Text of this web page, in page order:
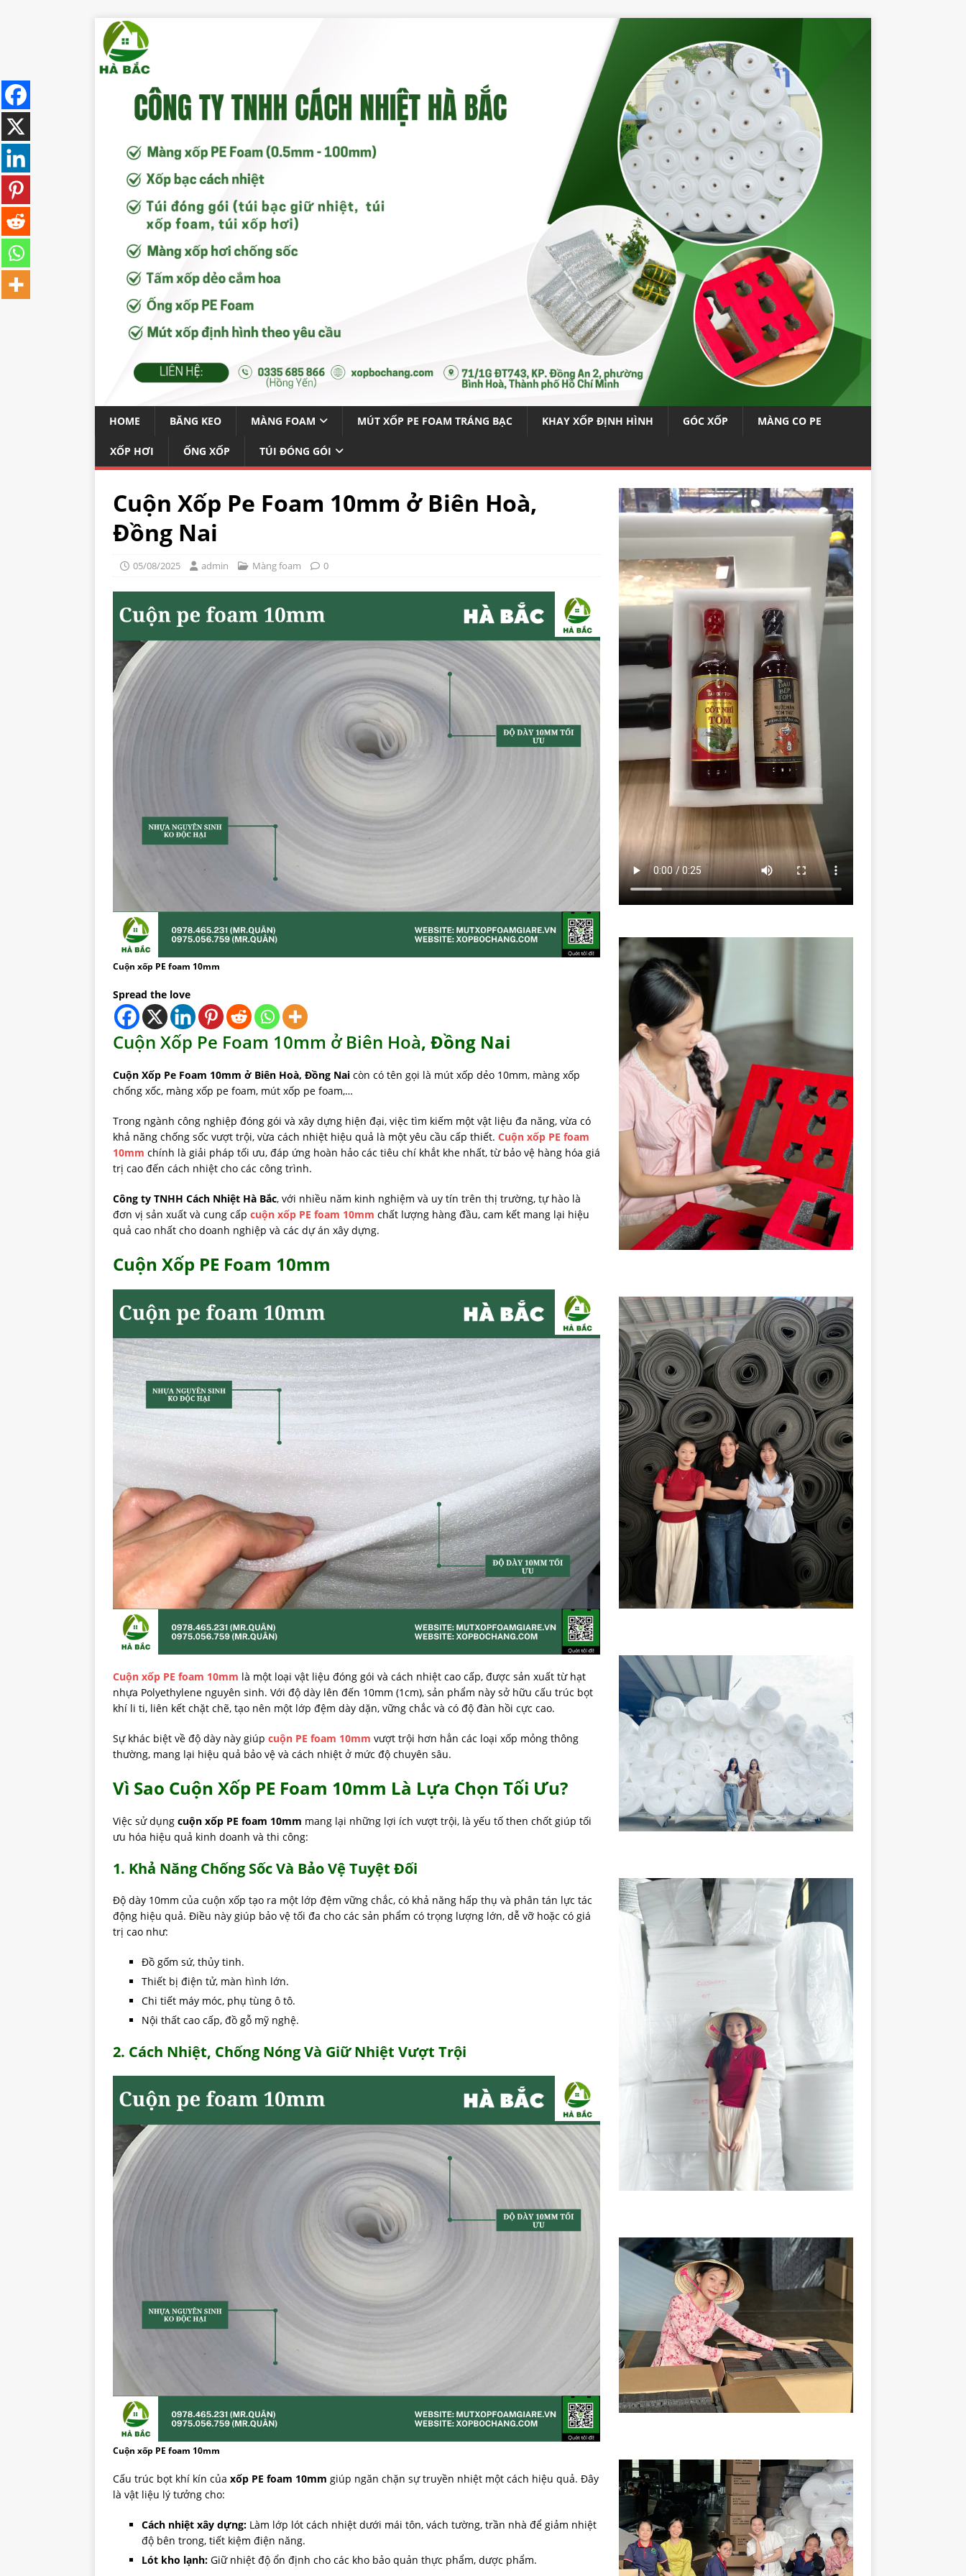
HOME BĂNG KEO MÀNG FOAM MÚT XỐP PE FOAM TRÁNG BẠC KHAY XỐP ĐỊNH HÌNH GÓC XỐP MÀNG CO PE
XỐP HƠI ỐNG XỐP TÚI ĐÓNG GÓI
Cuộn Xốp Pe Foam 10mm ở Biên Hoà,
Đồng Nai
05/08/2025 admin Màng foam 0
Cuộn xốp PE foam 10mm
Spread the love
Cuộn Xốp Pe Foam 10mm ở Biên Hoà, Đồng Nai
Cuộn Xốp Pe Foam 10mm ở Biên Hoà, Đồng Nai còn có tên gọi là mút xốp dẻo 10mm, màng xốp
chống xốc, màng xốp pe foam, mút xốp pe foam,…
Trong ngành công nghiệp đóng gói và xây dựng hiện đại, việc tìm kiếm một vật liệu đa năng, vừa có
khả năng chống sốc vượt trội, vừa cách nhiệt hiệu quả là một yêu cầu cấp thiết. Cuộn xốp PE foam
10mm chính là giải pháp tối ưu, đáp ứng hoàn hảo các tiêu chí khắt khe nhất, từ bảo vệ hàng hóa giá
trị cao đến cách nhiệt cho các công trình.
Công ty TNHH Cách Nhiệt Hà Bắc, với nhiều năm kinh nghiệm và uy tín trên thị trường, tự hào là
đơn vị sản xuất và cung cấp cuộn xốp PE foam 10mm chất lượng hàng đầu, cam kết mang lại hiệu
quả cao nhất cho doanh nghiệp và các dự án xây dựng.
Cuộn Xốp PE Foam 10mm
Cuộn xốp PE foam 10mm là một loại vật liệu đóng gói và cách nhiệt cao cấp, được sản xuất từ hạt
nhựa Polyethylene nguyên sinh. Với độ dày lên đến 10mm (1cm), sản phẩm này sở hữu cấu trúc bọt
khí li ti, liên kết chặt chẽ, tạo nên một lớp đệm dày dặn, vững chắc và có độ đàn hồi cực cao.
Sự khác biệt về độ dày này giúp cuộn PE foam 10mm vượt trội hơn hẳn các loại xốp mỏng thông
thường, mang lại hiệu quả bảo vệ và cách nhiệt ở mức độ chuyên sâu.
Vì Sao Cuộn Xốp PE Foam 10mm Là Lựa Chọn Tối Ưu?
Việc sử dụng cuộn xốp PE foam 10mm mang lại những lợi ích vượt trội, là yếu tố then chốt giúp tối
ưu hóa hiệu quả kinh doanh và thi công:
1. Khả Năng Chống Sốc Và Bảo Vệ Tuyệt Đối
Độ dày 10mm của cuộn xốp tạo ra một lớp đệm vững chắc, có khả năng hấp thụ và phân tán lực tác
động hiệu quả. Điều này giúp bảo vệ tối đa cho các sản phẩm có trọng lượng lớn, dễ vỡ hoặc có giá
trị cao như:
Đồ gốm sứ, thủy tinh.
Thiết bị điện tử, màn hình lớn.
Chi tiết máy móc, phụ tùng ô tô.
Nội thất cao cấp, đồ gỗ mỹ nghệ.
2. Cách Nhiệt, Chống Nóng Và Giữ Nhiệt Vượt Trội
Cuộn xốp PE foam 10mm
Cấu trúc bọt khí kín của xốp PE foam 10mm giúp ngăn chặn sự truyền nhiệt một cách hiệu quả. Đây
là vật liệu lý tưởng cho:
Cách nhiệt xây dựng: Làm lớp lót cách nhiệt dưới mái tôn, vách tường, trần nhà để giảm nhiệt
độ bên trong, tiết kiệm điện năng.
Lót kho lạnh: Giữ nhiệt độ ổn định cho các kho bảo quản thực phẩm, dược phẩm.